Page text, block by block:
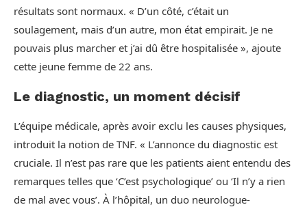
résultats sont normaux. « D’un côté, c’était un
soulagement, mais d’un autre, mon état empirait. Je ne
pouvais plus marcher et j’ai dû être hospitalisée », ajoute
cette jeune femme de 22 ans.
Le diagnostic, un moment décisif
L’équipe médicale, après avoir exclu les causes physiques,
introduit la notion de TNF. « L’annonce du diagnostic est
cruciale. Il n’est pas rare que les patients aient entendu des
remarques telles que ‘C’est psychologique’ ou ‘Il n’y a rien
de mal avec vous’. À l’hôpital, un duo neurologue-